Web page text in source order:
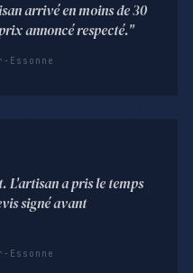
arrivé en moins de 30
annoncé respecté."
L'artisan a pris le temps
signé avant